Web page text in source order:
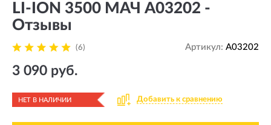
LI-ION 3500 МАЧ A03202 -
Отзывы
(6) Артикул: A03202
3 090 руб.
НЕТ В НАЛИЧИИ Добавить к сравнению